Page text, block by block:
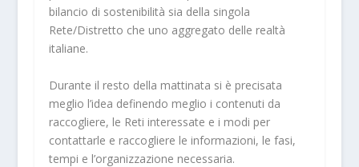
bilancio di sostenibilità sia della singola
Rete/Distretto che uno aggregato delle realtà
italiane.
Durante il resto della mattinata si è precisata
meglio l’idea definendo meglio i contenuti da
raccogliere, le Reti interessate e i modi per
contattarle e raccogliere le informazioni, le fasi,
tempi e l’organizzazione necessaria.